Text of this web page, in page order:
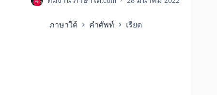
ภาษาใต้ คำศัพท์ เรียด